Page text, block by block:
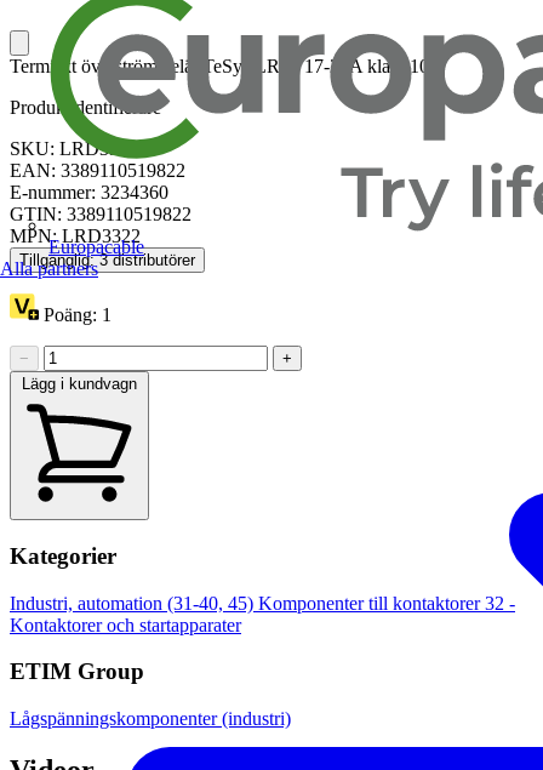
Europacable
Alla partners
Termiskt överströmsrelä, TeSys LRD, 17-25A klass 10
Produktidentifierare
SKU: LRD3322
EAN: 3389110519822
E-nummer: 3234360
GTIN: 3389110519822
MPN: LRD3322
Tillgänglig: 3 distributörer
Poäng: 1
−
+
Lägg i kundvagn
Kategorier
Industri, automation (31-40, 45) Komponenter till kontaktorer32 -
Kontaktorer och startapparater
ETIM Group
Lågspänningskomponenter (industri)